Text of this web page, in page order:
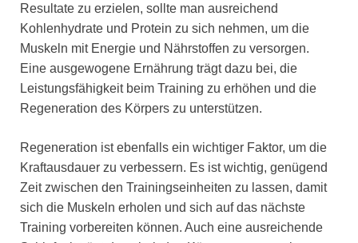
Resultate zu erzielen, sollte man ausreichend
Kohlenhydrate und Protein zu sich nehmen, um die
Muskeln mit Energie und Nährstoffen zu versorgen.
Eine ausgewogene Ernährung trägt dazu bei, die
Leistungsfähigkeit beim Training zu erhöhen und die
Regeneration des Körpers zu unterstützen.
Regeneration ist ebenfalls ein wichtiger Faktor, um die
Kraftausdauer zu verbessern. Es ist wichtig, genügend
Zeit zwischen den Trainingseinheiten zu lassen, damit
sich die Muskeln erholen und sich auf das nächste
Training vorbereiten können. Auch eine ausreichende